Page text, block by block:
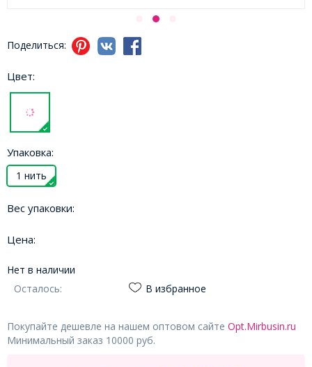
Поделиться:
Цвет:
Упаковка:
1 нить
Вес упаковки:
Цена:
Нет в наличии
Осталось:
В избранное
Покупайте дешевле на нашем оптовом сайте Opt.Mirbusin.ru
Минимальный заказ 10000 руб.